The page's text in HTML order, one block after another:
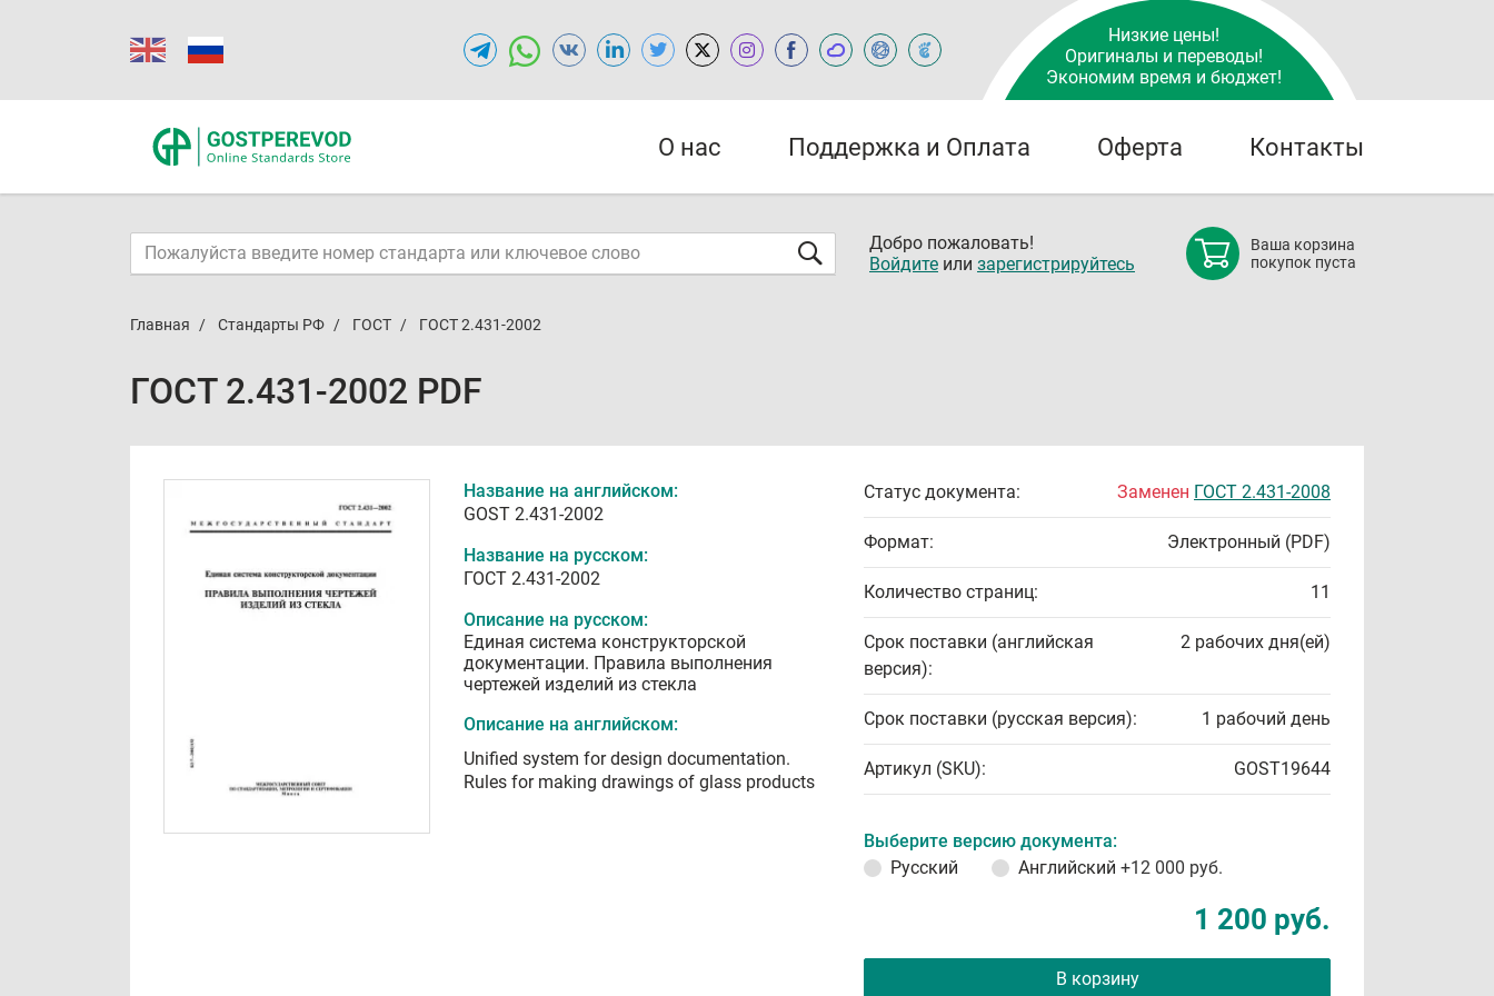
Низкие цены!
Оригиналы и переводы!
Экономим время и бюджет!
О нас Поддержка и Оплата Оферта Контакты
Добро пожаловать!
Войдите или зарегистрируйтесь
Ваша корзина
покупок пуста
Главная Стандарты РФ ГОСТ ГОСТ 2.431-2002
ГОСТ 2.431-2002 PDF
Название на английском:
GOST 2.431-2002
Название на русском:
ГОСТ 2.431-2002
Описание на русском:
Единая система конструкторской
документации. Правила выполнения
чертежей изделий из стекла
Описание на английском:
Unified system for design documentation.
Rules for making drawings of glass products
Статус документа: Заменен ГОСТ 2.431-2008
Формат: Электронный (PDF)
Количество страниц: 11
Срок поставки (английская
версия):
2 рабочих дня(ей)
Срок поставки (русская версия): 1 рабочий день
Артикул (SKU): GOST19644
Выберите версию документа:
Русский
Английский +12 000 руб.
1 200 руб.
В корзину